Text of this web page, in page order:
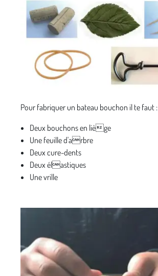
Pour fabriquer un bateau bouchon il te faut :
Deux bouchons en liège
Une feuille d'arbre
Deux cure-dents
Deux élastiques
Une vrille